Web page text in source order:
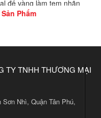
đế vàng làm tem nhãn
Phẩm
TY TNHH THƯƠNG MẠI
Nhì, Quận Tân Phú,